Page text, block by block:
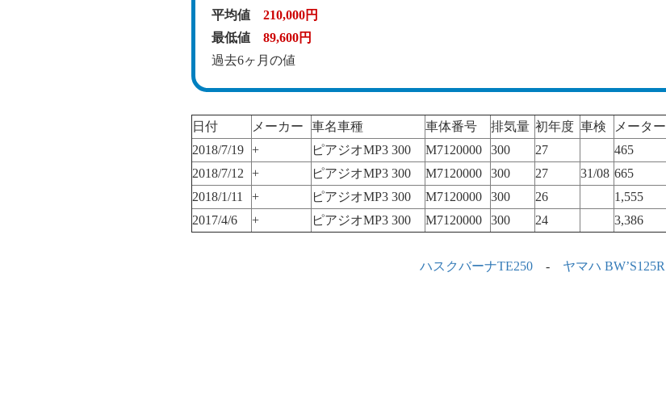
平均値 210,000円
最低値 89,600円
過去6ヶ月の値
日付 メーカー 車名車種 車体番号 排気量 初年度 車検 メーター
2018/7/19 + ピアジオMP3 300 M7120000 300 27 465
2018/7/12
+ ピアジオMP3 300 M7120000 300 27 31/08 665
2018/1/11
+ ピアジオMP3 300 M7120000 300 26 1,555
2017/4/6
+ ピアジオMP3 300 M7120000 300 24 3,386
ハスクバーナTE250 - ヤマハ BW’S125R